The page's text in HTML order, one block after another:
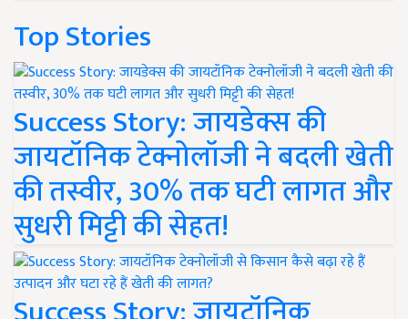
Top Stories
Success Story: जायडेक्स की
जायटॉनिक टेक्नोलॉजी ने बदली खेती
की तस्वीर, 30% तक घटी लागत और
सुधरी मिट्टी की सेहत!